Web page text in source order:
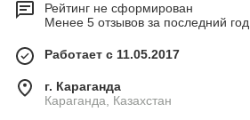
Рейтинг не сформирован
Менее 5 отзывов за последний год
Работает с 11.05.2017
г. Караганда
Караганда, Казахстан